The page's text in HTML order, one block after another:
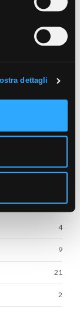
dettagli
4
9
21
2